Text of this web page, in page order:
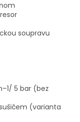
soupravu
5 bar (bez
(varianta